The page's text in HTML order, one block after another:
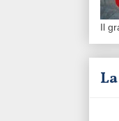
Il